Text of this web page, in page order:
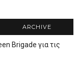
ARCHIVE
Brigade για τις